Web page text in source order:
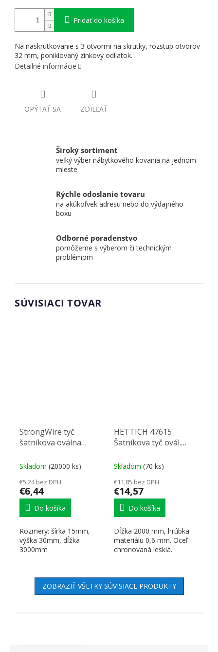
Pridať do košíka
Na naskrutkovanie s 3 otvormi na skrutky, rozstup otvorov
32 mm, poniklovaný zinkový odliatok.
Detailné informácie
OPÝTAŤ SA ZDIEĽAŤ
Široký sortiment
veľký výber nábytkového kovania na jednom
mieste
Rýchle odoslanie tovaru
na akúkoľvek adresu nebo do výdajného
boxu
Odborné poradenstvo
pomôžeme s výberom či technickým
problémom
SÚVISIACI TOVAR
StrongWire tyč
šatníkova oválna
Skladom (20000 ks)
€5,24 bez DPH
€6,44
Do košíka
Rozmery: šírka 15mm,
výška 30mm, dĺžka
3000mm
HETTICH 47615
Šatníkova tyč ovál.
Skladom (70 ks)
€11,85 bez DPH
€14,57
Do košíka
Dĺžka 2000 mm, hrúbka
materiálu 0,6 mm. Oceľ
chronovaná lesklá.
ZOBRAZIŤ VŠETKY SÚVISIACE PRODUKTY